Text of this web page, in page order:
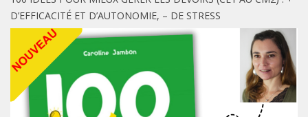
D’EFFICACITÉ ET D’AUTONOMIE, – DE STRESS